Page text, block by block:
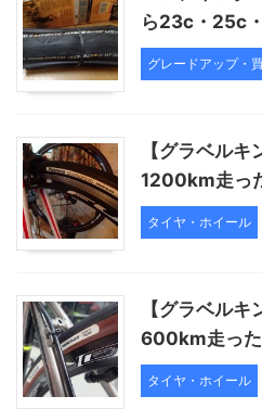
ら23c・25c
グレードアップ・
【グラベル
1200km走っ
タイヤ・ホイール
【グラベル
600km走った
タイヤ・ホイール